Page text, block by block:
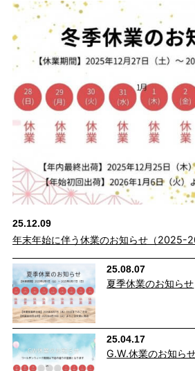
デザインを極力シンプルに仕上げること
が際立ち優美で気品のある印象になりま
25.12.09
年末年始に伴う休業のお知らせ（2025-
25.08.07
夏季休業のお知らせ
25.04.17
G.W.休業のお知ら